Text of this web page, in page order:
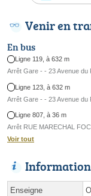
Venir en
En bus
Ligne 119, à 632 m
Arrêt Gare - - 23 Avenue du
Ligne 123, à 632 m
Arrêt Gare - - 23 Avenue du
Ligne 807, à 36 m
Arrêt RUE MARECHAL
Voir tout
Enseigne